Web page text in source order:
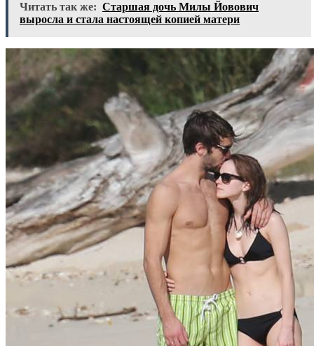
Читать так же: Старшая дочь Милы Йовович
выросла и стала настоящей копией матери